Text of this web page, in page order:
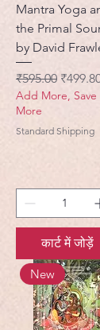
Mantra Yoga
the Primal
by David
नियमित मूल्य
₹595.00 बिक्री
Add More, Save
More
Standard Shipping
कार्ट में जोड़ें
New